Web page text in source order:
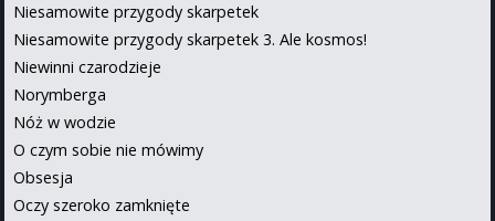
Niesamowite przygody skarpetek
Niesamowite przygody skarpetek 3. Ale kosmos!
Niewinni czarodzieje
Norymberga
Nóż w wodzie
O czym sobie nie mówimy
Obsesja
Oczy szeroko zamknięte